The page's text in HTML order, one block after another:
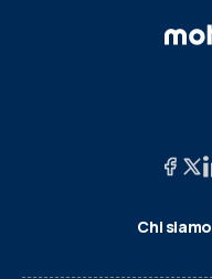
Chi siamo